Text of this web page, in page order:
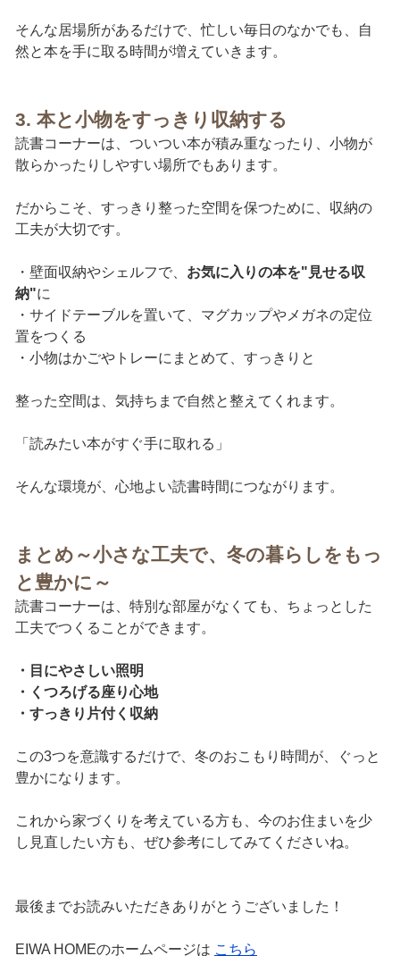
そんな居場所があるだけで、忙しい毎日のなかでも、自
然と本を手に取る時間が増えていきます。
3. 本と小物をすっきり収納する
読書コーナーは、ついつい本が積み重なったり、小物が
散らかったりしやすい場所でもあります。
だからこそ、すっきり整った空間を保つために、収納の
工夫が大切です。
・壁面収納やシェルフで、 お気に入りの本を"見せる収
納"に
・サイドテーブルを置いて、マグカップやメガネの定位
置をつくる
・小物はかごやトレーにまとめて、すっきりと
整った空間は、気持ちまで自然と整えてくれます。
「読みたい本がすぐ手に取れる」
そんな環境が、心地よい読書時間につながります。
まとめ～小さな工夫で、冬の暮らしをもっ
と豊かに～
読書コーナーは、特別な部屋がなくても、ちょっとした
工夫でつくることができます。
・目にやさしい照明
・くつろげる座り心地
・すっきり片付く収納
この3つを意識するだけで、冬のおこもり時間が、ぐっと
豊かになります。
これから家づくりを考えている方も、今のお住まいを少
し見直したい方も、ぜひ参考にしてみてくださいね。
最後までお読みいただきありがとうございました！
EIWA HOMEのホームページは こちら